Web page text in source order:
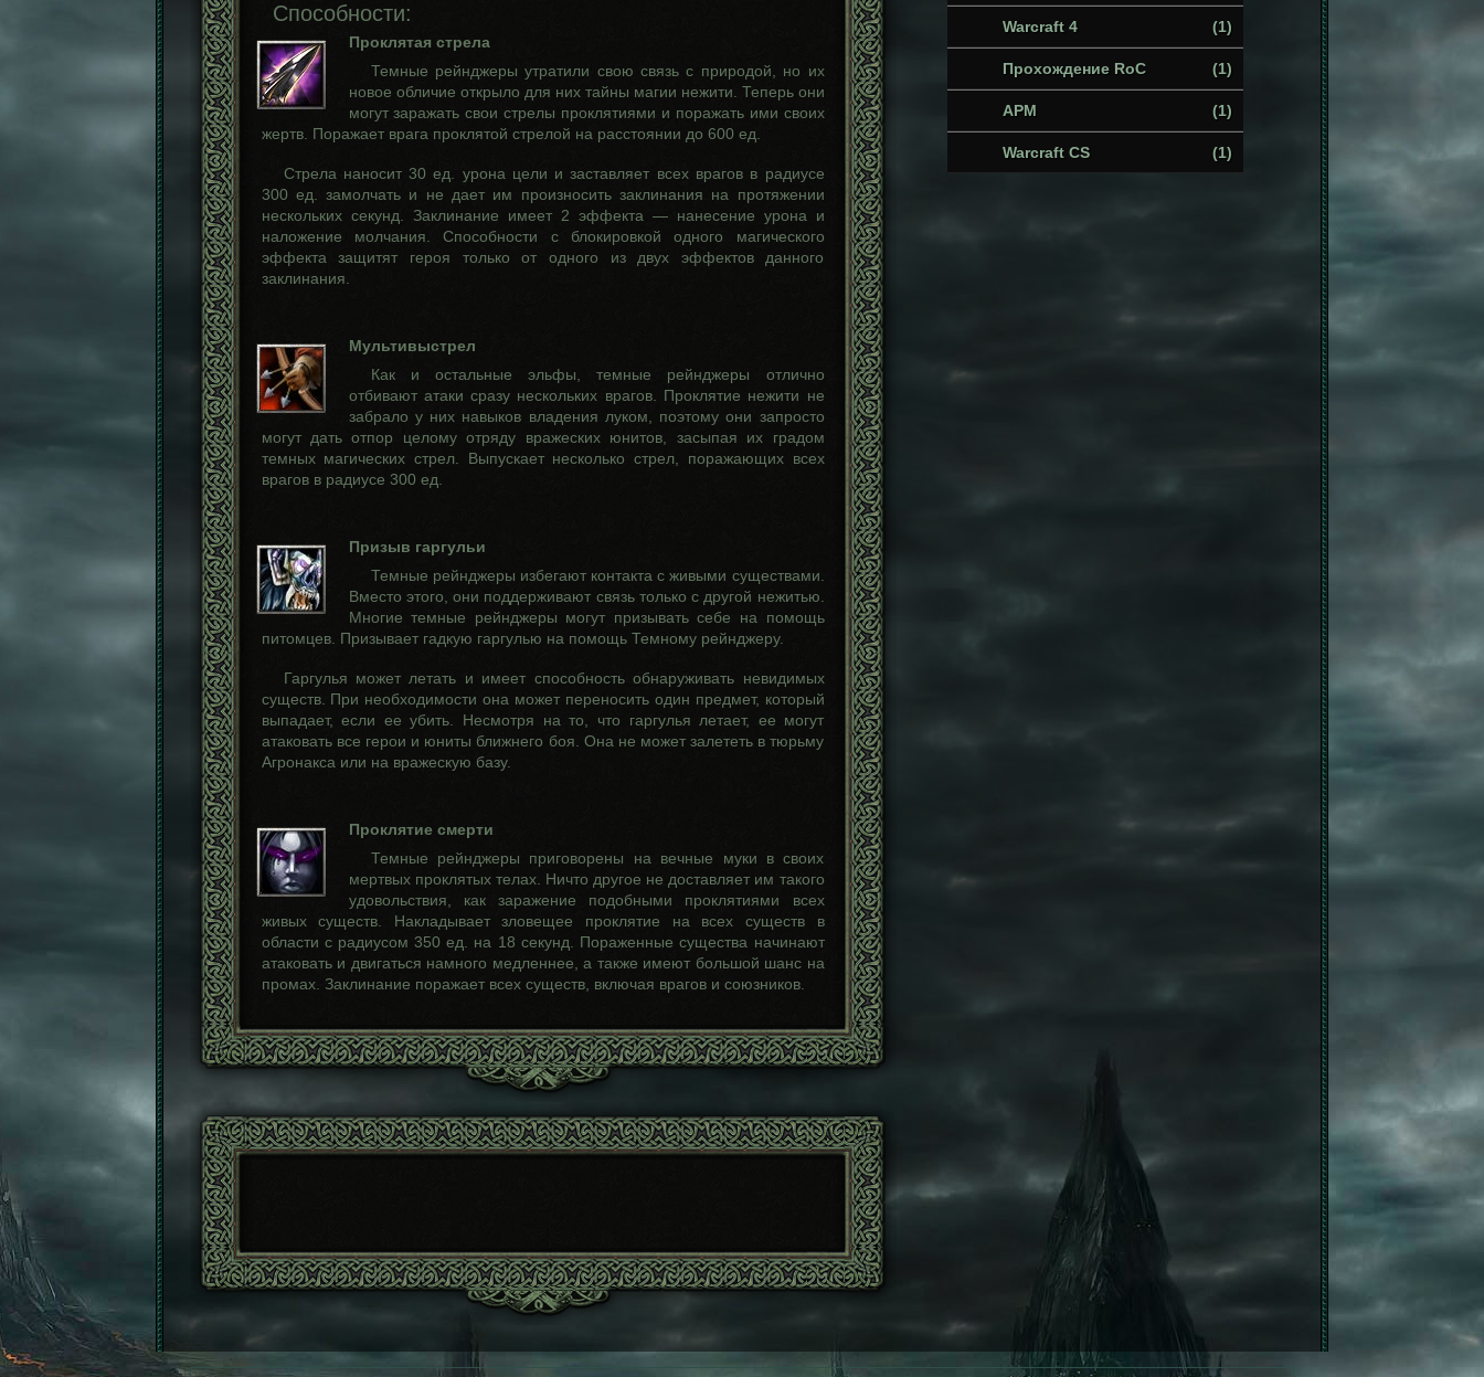
Способности:
Проклятая стрела
Темные рейнджеры утратили свою связь с природой, но их
новое обличие открыло для них тайны магии нежити. Теперь они
могут заражать свои стрелы проклятиями и поражать ими своих
жертв. Поражает врага проклятой стрелой на расстоянии до 600 ед.
Стрела наносит 30 ед. урона цели и заставляет всех врагов в радиусе
300 ед. замолчать и не дает им произносить заклинания на протяжении
нескольких секунд. Заклинание имеет 2 эффекта — нанесение урона и
наложение молчания. Способности с блокировкой одного магического
эффекта защитят героя только от одного из двух эффектов данного
заклинания.
Мультивыстрел
Как и остальные эльфы, темные рейнджеры отлично
отбивают атаки сразу нескольких врагов. Проклятие нежити не
забрало у них навыков владения луком, поэтому они запросто
могут дать отпор целому отряду вражеских юнитов, засыпая их градом
темных магических стрел. Выпускает несколько стрел, поражающих всех
врагов в радиусе 300 ед.
Призыв гаргульи
Темные рейнджеры избегают контакта с живыми существами.
Вместо этого, они поддерживают связь только с другой нежитью.
Многие темные рейнджеры могут призывать себе на помощь
питомцев. Призывает гадкую гаргулью на помощь Темному рейнджеру.
Гаргулья может летать и имеет способность обнаруживать невидимых
существ. При необходимости она может переносить один предмет, который
выпадает, если ее убить. Несмотря на то, что гаргулья летает, ее могут
атаковать все герои и юниты ближнего боя. Она не может залететь в тюрьму
Агронакса или на вражескую базу.
Проклятие смерти
Темные рейнджеры приговорены на вечные муки в своих
мертвых проклятых телах. Ничто другое не доставляет им такого
удовольствия, как заражение подобными проклятиями всех
живых существ. Накладывает зловещее проклятие на всех существ в
области с радиусом 350 ед. на 18 секунд. Пораженные существа начинают
атаковать и двигаться намного медленнее, а также имеют большой шанс на
промах. Заклинание поражает всех существ, включая врагов и союзников.
Warcraft 4 (1)
Прохождение RoC (1)
APM (1)
Warcraft CS (1)